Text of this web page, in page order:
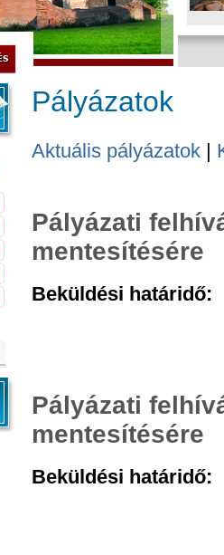
Pályázatok
Aktuális pályázatok |
Pályázati
mentesítésére
Beküldési határidő:
Pályázati
mentesítésére
Beküldési határidő: